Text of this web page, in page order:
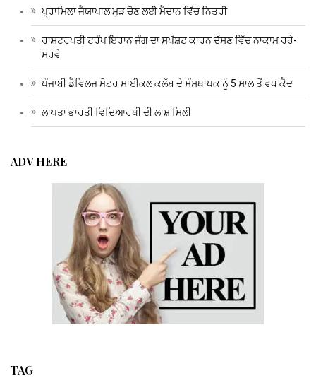
ਪ੍ਰਾਮਿਲਾ ਜੈਯਾਪਾਲ ਮੁੜ ਚੋਣ ਲਈ ਮੈਦਾਨ ਵਿੱਚ ਨਿਤਰੀ
ਰਾਸ਼ਟਰਪਤੀ ਟਰੰਪ ਇਰਾਨ ਜੰਗ ਦਾ ਸਪੱਸ਼ਟ ਕਾਰਨ ਦੱਸਣ ਵਿੱਚ ਨਾਕਾਮ ਰਹੇ-
ਸਰਵੇ
ਪੰਜਾਬੀ ਡੈਵਿਲਜ ਮੋਟਰ ਸਾਈਕਲ ਕਲੱਬ ਦੇ ਸੰਸਥਾਪਕ ਨੂੰ 5 ਸਾਲ ਤੋਂ ਵਧ ਕੈਦ
ਲਾਪਤਾ ਭਾਰਤੀ ਵਿਦਿਆਰਥੀ ਦੀ ਲਾਸ਼ ਮਿਲੀ
ADV HERE
TAG